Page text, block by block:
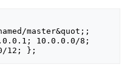
12; };